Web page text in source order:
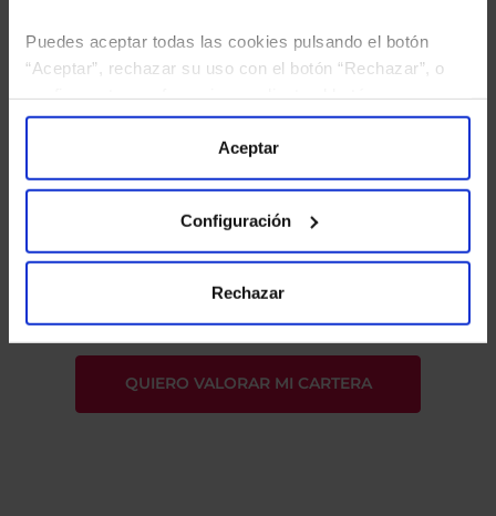
Puedes aceptar todas las cookies pulsando el botón
“Aceptar”, rechazar su uso con el botón “Rechazar”, o
“Configuración”. Consulta nuestraPolítica
para más información.
Aceptar
Configuración
Rechazar
tratamiento de mis datos personales.